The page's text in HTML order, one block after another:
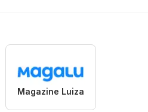
Magazine Luiza